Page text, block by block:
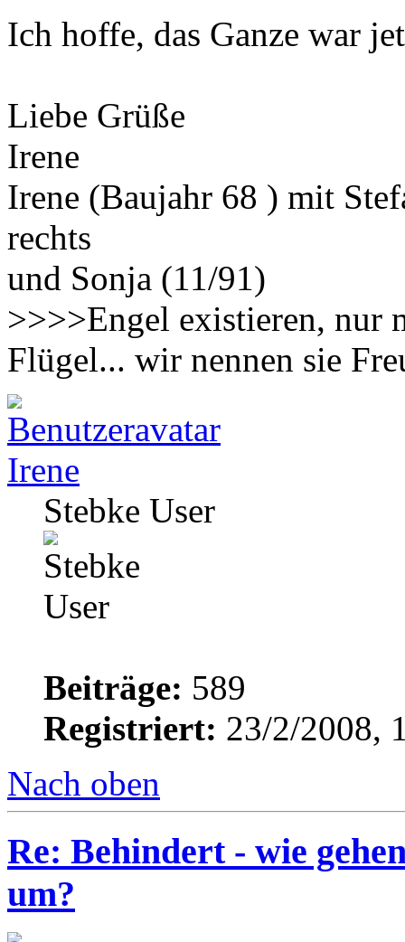
Ich hoffe, das Ganze war
Liebe Grüße
Irene
Irene (Baujahr 68 ) mit
rechts
und Sonja (11/91)
>>>>Engel existieren, nur
Flügel... wir nennen sie
Irene
Stebke User
Beiträge: 589
Registriert: 23/2/2008,
Nach oben
Re: Behindert - wie
um?